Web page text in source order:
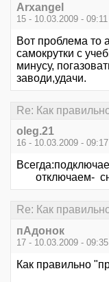
Arxangel
15 - 10.03.2009 - 09:11
Вот проблема то
самокрутки с
минусу,
заводи,удачи.
Re: Как
oleg.21
16 - 10.03.2009 - 09:17
отключаем-
Re: Как
пАдонок
17 - 10.03.2009 - 09:35
Как правильно